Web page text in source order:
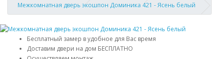
Межкомнатная дверь экошпон Доминика 421 - Ясень белый
Бесплатный замер в удобное для Вас время
Доставим двери на дом БЕСПЛАТНО